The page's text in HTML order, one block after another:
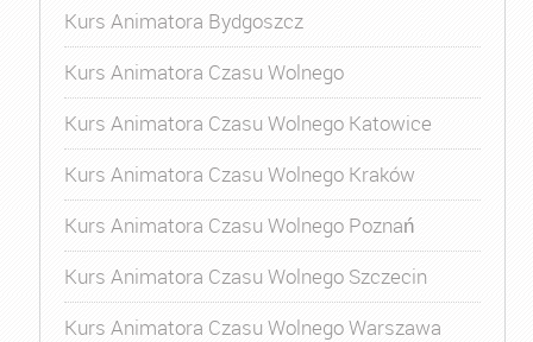
Kurs Animatora Bydgoszcz
Kurs Animatora Czasu Wolnego
Kurs Animatora Czasu Wolnego Katowice
Kurs Animatora Czasu Wolnego Kraków
Kurs Animatora Czasu Wolnego Poznań
Kurs Animatora Czasu Wolnego Szczecin
Kurs Animatora Czasu Wolnego Warszawa